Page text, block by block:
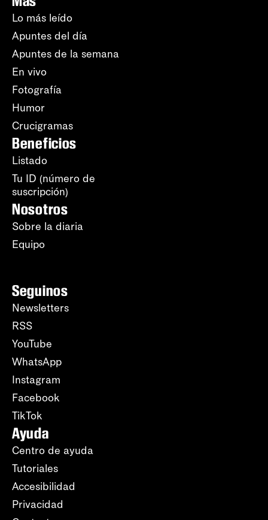
Lo más leído
Apuntes del día
Apuntes de la semana
En vivo
Fotografía
Humor
Crucigramas
Beneficios
Listado
Tu ID (número de
suscripción)
Nosotros
Sobre la diaria
Equipo
Seguinos
Newsletters
RSS
YouTube
WhatsApp
Instagram
Facebook
TikTok
Ayuda
Centro de ayuda
Tutoriales
Accesibilidad
Privacidad